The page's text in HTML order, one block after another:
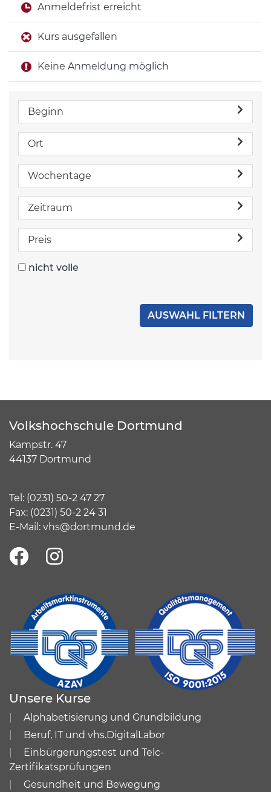
Anmeldefrist erreicht
Kurs ausgefallen
Keine Anmeldung möglich
Beginn
Ort
Wochentage
Zeitraum
Preis
nicht volle
Volkshochschule Dortmund
Kampstr. 47
44137 Dortmund
Tel: (0231) 50-2 47 27
Fax: (0231) 50-2 24 31
E-Mail: vhs@dortmund.de
Unsere Kurse
Alphabetisierung und Grundbildung
Beruf, IT und vhs.DigitalLabor
Einbürgerungstest und Telc-
Zertifikatsprüfungen
Gesundheit und Bewegung